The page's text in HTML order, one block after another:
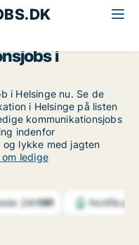
i
i Helsinge nu. Se de
i Helsinge på listen
kommunikationsjobs
indenfor
og lykke med jagten
ledige
24h191